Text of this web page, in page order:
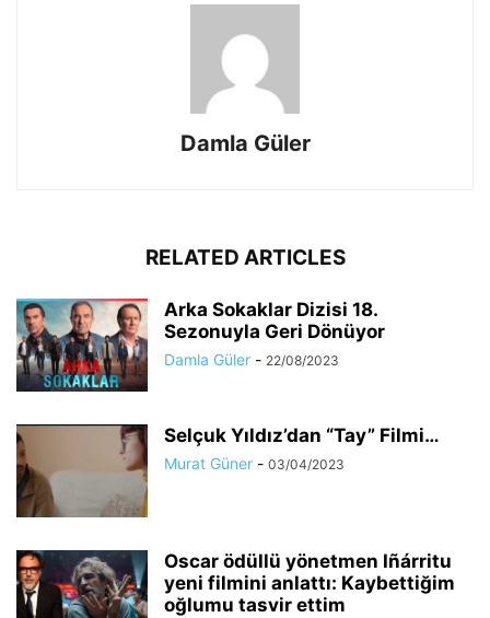
Damla Güler
RELATED ARTICLES
Arka Sokaklar Dizisi 18.
Sezonuyla Geri Dönüyor
Damla Güler - 22/08/2023
Selçuk Yıldız’dan “Tay” Filmi…
Murat Güner - 03/04/2023
Oscar ödüllü yönetmen Iñárritu
yeni filmini anlattı: Kaybettiğim
oğlumu tasvir ettim